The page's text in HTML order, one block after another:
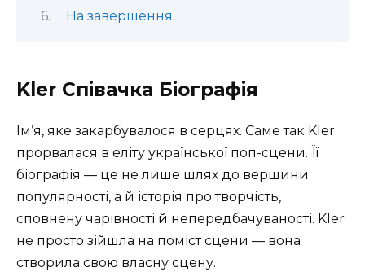
На завершення
Kler Співачка Біографія
Ім’я, яке закарбувалося в серцях. Саме так Kler
прорвалася в еліту української поп-сцени. Її
біографія — це не лише шлях до вершини
популярності, а й історія про творчість,
сповнену чарівності й непередбачуваності. Kler
не просто зійшла на поміст сцени — вона
створила свою власну сцену.